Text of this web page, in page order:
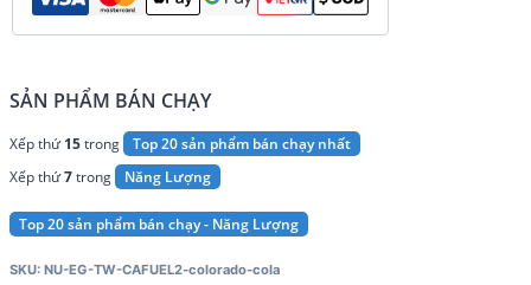
SẢN PHẨM BÁN CHẠY
Xếp thứ15trong
Top 20 sản phẩm bán chạy nhất
Xếp thứ7trong Năng Lượng
Top 20 sản phẩm bán chạy - Năng Lượng
SKU: NU-EG-TW-CAFUEL2-colorado-cola